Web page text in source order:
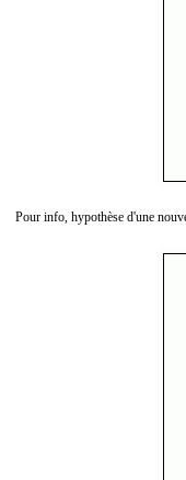
Pour info, hypothèse d'une